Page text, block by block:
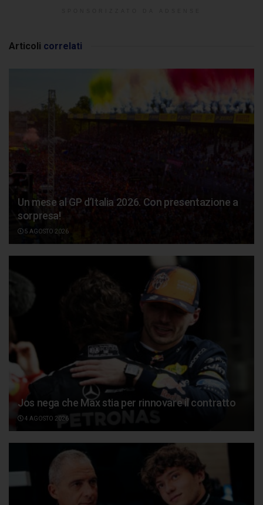
Articoli correlati
Un mese al GP d’Italia 2026. Con presentazione a
sorpresa!
5 AGOSTO 2026
Jos nega che Max stia per rinnovare il contratto
4 AGOSTO 2026